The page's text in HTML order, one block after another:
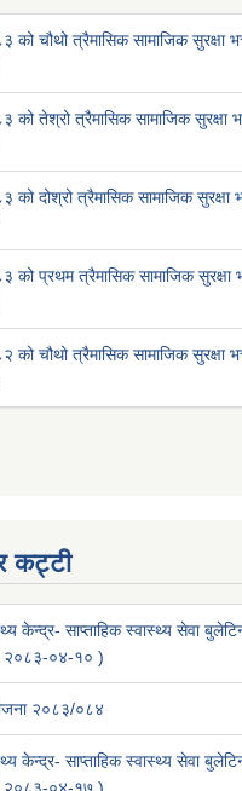
को चौथो त्रैमासिक सामाजिक सुरक्षा
को तेश्रो त्रैमासिक सामाजिक सुरक्षा
दोश्रो त्रैमासिक सामाजिक सुरक्षा
को प्रथम त्रैमासिक सामाजिक सुरक्षा
को चौथो त्रैमासिक सामाजिक सुरक्षा
कट्टी
केन्द्र- साप्ताहिक स्वास्थ्य सेवा
०४-१० )
२०८३/०८४
केन्द्र- साप्ताहिक स्वास्थ्य सेवा